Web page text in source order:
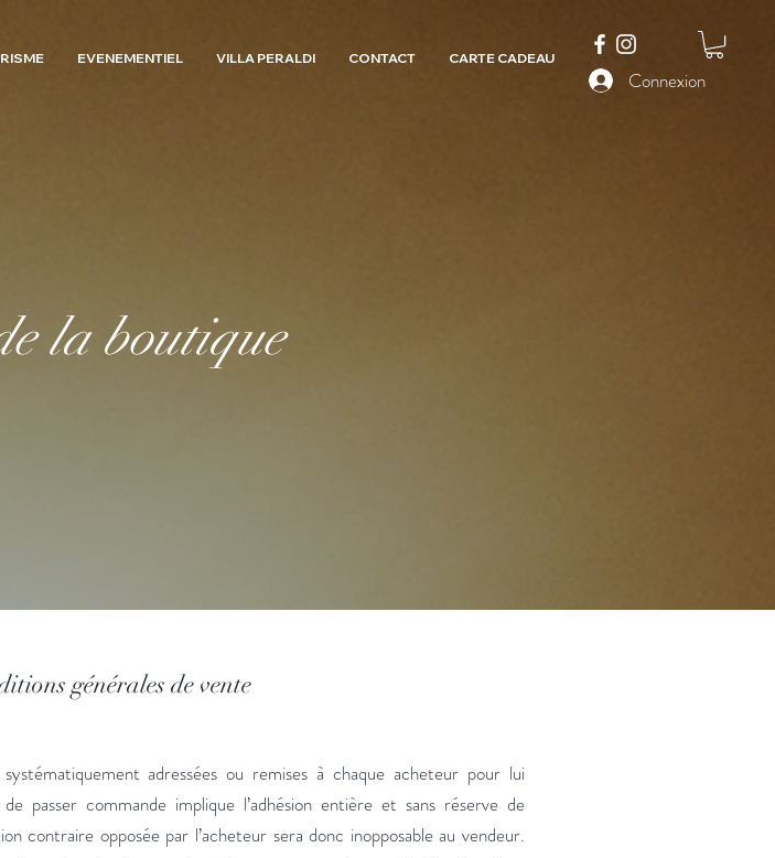
EVENEMENTIEL VILLA PERALDI CONTACT CARTE CADEAU
Connexion
la boutique
générales de vente
adressées ou remises à chaque acheteur pour lui
passer commande implique l’adhésion entière et sans réserve de
contraire opposée par l’acheteur sera donc inopposable au vendeur.